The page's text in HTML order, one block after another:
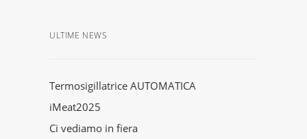
ULTIME NEWS
Termosigillatrice AUTOMATICA
iMeat2025
Ci vediamo in fiera